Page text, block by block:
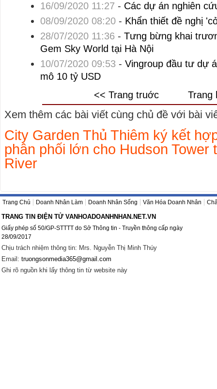
16/09/2020 11:27 - Các dự án nghiên
08/09/2020 08:20- Khẩn thiết đề nghị
28/07/2020 11:36 - Tưng bừng khai
Gem Sky World tại Hà Nội
10/07/2020 09:53 - Vingroup đầu tư dự
mô 10 tỷ USD
<< Trang truớc
Trang
Xem thêm các bài viết cùng chủ đề với bài
City Garden Thủ Thiêm ký kết
phân phối lớn cho Hudson Tower
River
Trang Chủ Doanh Nhân Làm Doanh Nhân Sống Văn Hóa Doanh Nhân
TRANG TIN ĐIỆN TỬ VANHOADOANHNHAN.NET.VN
Giấy phép số 50/GP-STTTT do Sở Thông tin - Truyền thông cấp ngày
28/09/2017
Chịu trách nhiệm thông tin: Mrs. Nguyễn Thị Minh Thúy
Email: truongsonmedia365@gmail.com
Ghi rõ nguồn khi lấy thông tin từ website này